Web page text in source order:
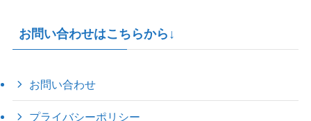
お問い合わせはこちらから↓
お問い合わせ
プライバシーポリシー